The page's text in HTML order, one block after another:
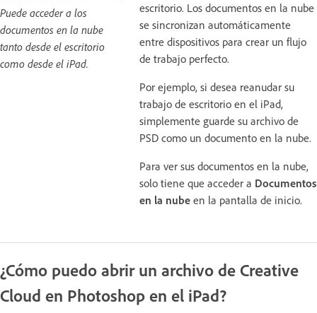
Puede acceder a los
documentos en la nube
tanto desde el escritorio
como desde el iPad.
escritorio. Los documentos en la nube
se sincronizan automáticamente
entre dispositivos para crear un flujo
de trabajo perfecto.
Por ejemplo, si desea reanudar su
trabajo de escritorio en el iPad,
simplemente guarde su archivo de
PSD como un documento en la nube.
Para ver sus documentos en la nube,
solo tiene que acceder a Documentos
en la nubeen la pantalla de inicio.
¿Cómo puedo abrir un archivo de Creative
Cloud en Photoshop en el iPad?